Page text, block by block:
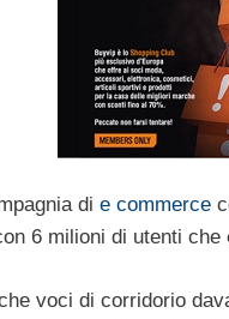
di e commerce
6 milioni di utenti che
voci di corridorio